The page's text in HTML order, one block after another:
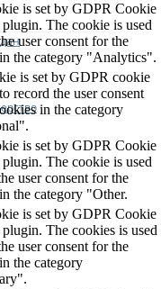
is set by GDPR Cookie
plugin. The cookie is used
user consent for the
the category "Analytics".
is set by GDPR cookie
record the user consent
in the category
is set by GDPR Cookie
plugin. The cookie is used
user consent for the
the category "Other.
is set by GDPR Cookie
The cookies is used
user consent for the
the category